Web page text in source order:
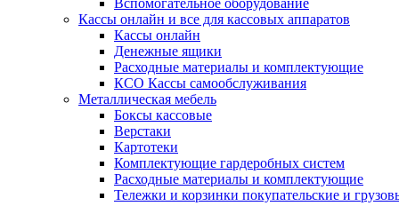
Вспомогательное оборудование
Кассы онлайн и все для кассовых аппаратов
Кассы онлайн
Денежные ящики
Расходные материалы и комплектующие
КСО Кассы самообслуживания
Металлическая мебель
Боксы кассовые
Верстаки
Картотеки
Комплектующие гардеробных систем
Расходные материалы и комплектующие
Тележки и корзинки покупательские и